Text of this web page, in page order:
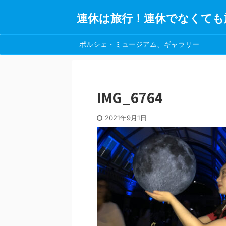
連休は旅行！連休でなくて
ポルシェ・ミュージアム、ギャラリー
IMG_6764
2021年9月1日